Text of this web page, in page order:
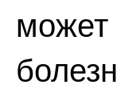
может